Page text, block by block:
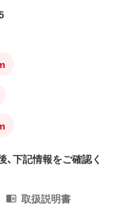
下記情報をご確認く
取扱説明書